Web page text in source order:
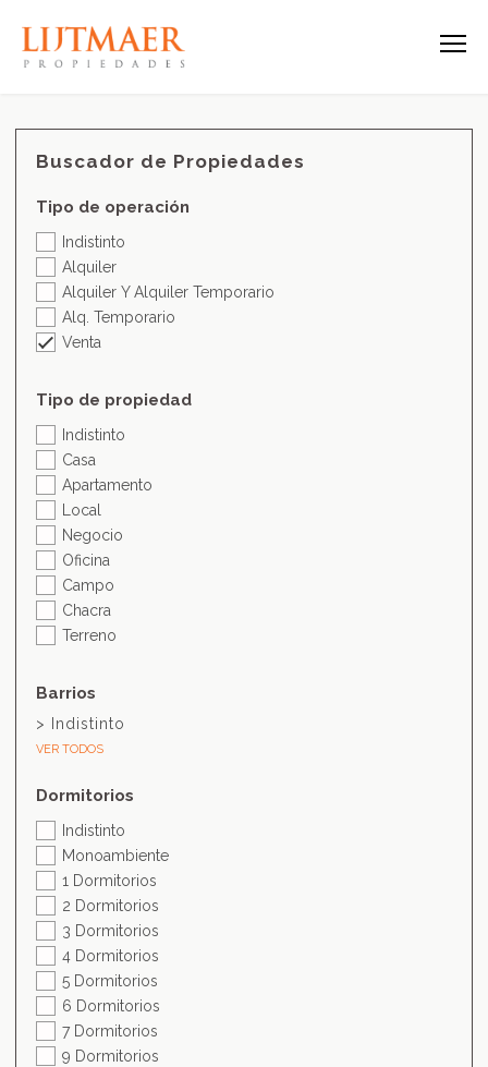
Buscador de Propiedades
Tipo de operación
Indistinto
Alquiler
Alquiler Y Alquiler Temporario
Alq. Temporario
Venta
Tipo de propiedad
Indistinto
Casa
Apartamento
Local
Negocio
Oficina
Campo
Chacra
Terreno
Barrios
> Indistinto
VER TODOS
Dormitorios
Indistinto
Monoambiente
1 Dormitorios
2 Dormitorios
3 Dormitorios
4 Dormitorios
5 Dormitorios
6 Dormitorios
7 Dormitorios
9 Dormitorios